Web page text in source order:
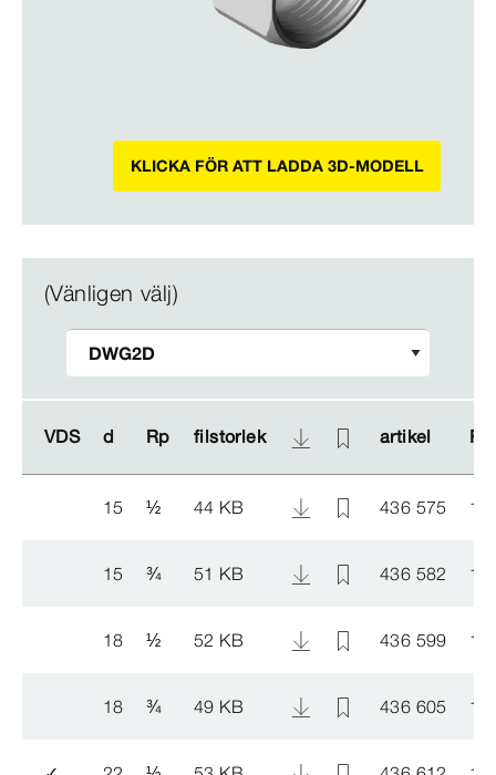
KLICKA FÖR ATT LADDA 3D-MODELL
(Vänligen välj)
VDS d Rp filstorlek artikel
VDS d Rp filstorlek artikel
15 ½ 44 KB 436 575
15 ¾ 51 KB 436 582
18 ½ 52 KB 436 599
18 ¾ 49 KB 436 605